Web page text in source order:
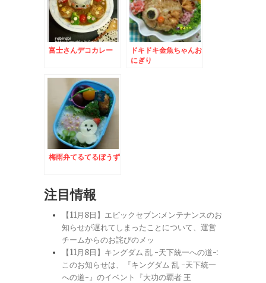
富士さんデコカレー
ドキドキ金魚ちゃんお
にぎり
梅雨弁てるてるぼうず
注目情報
【11月8日】エピックセブン:メンテナンスのお
知らせが遅れてしまったことについて、運営
チームからのお詫びのメッ
【11月8日】キングダム 乱 -天下統一への道-:
このお知らせは、『キングダム 乱 -天下統一
への道-』のイベント『大功の覇者 王